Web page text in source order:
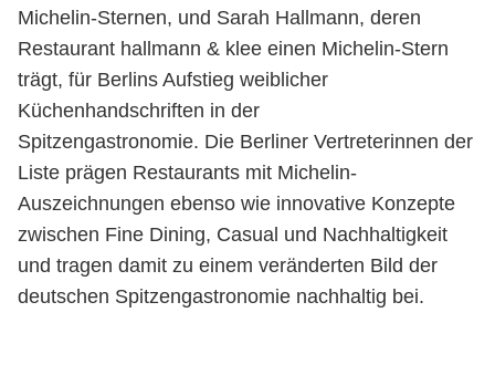
Michelin-Sternen, und Sarah Hallmann, deren
Restaurant hallmann & klee einen Michelin-Stern
trägt, für Berlins Aufstieg weiblicher
Küchenhandschriften in der
Spitzengastronomie. Die Berliner Vertreterinnen der
Liste prägen Restaurants mit Michelin-
Auszeichnungen ebenso wie innovative Konzepte
zwischen Fine Dining, Casual und Nachhaltigkeit
und tragen damit zu einem veränderten Bild der
deutschen Spitzengastronomie nachhaltig bei.